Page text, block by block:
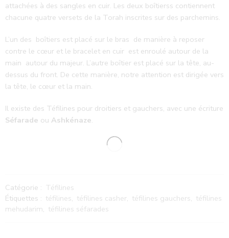
attachées à des sangles en cuir. Les deux boîtierss contiennent
chacune quatre versets de la Torah inscrites sur des parchemins.
L’un des boîtiers est placé sur le bras de manière à reposer
contre le cœur et le bracelet en cuir est enroulé autour de la
main autour du majeur. L’autre boîtier est placé sur la tête, au-
dessus du front. De cette manière, notre attention est dirigée vers
la tête, le cœur et la main.
Il existe des Téfilines pour droitiers et gauchers, avec une écriture
Séfarade ou Ashkénaze.
Catégorie : Téfilines
Étiquettes : téfilines, téfilines casher, téfilines gauchers, téfilines
mehudarim, téfilines séfarades